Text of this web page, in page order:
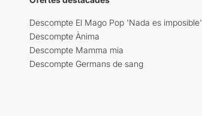
Descompte El Mago Pop 'Nada es imposible'
Descompte Ànima
Descompte Mamma mia
Descompte Germans de sang